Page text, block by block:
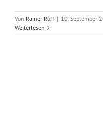
Von Rainer Ruff | 10. September
Weiterlesen